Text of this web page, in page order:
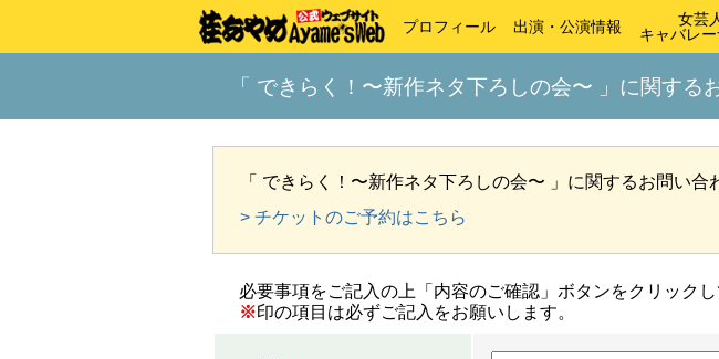
プロフィール 出演・公演情報
女芸
キャバレー
「 できらく！〜新作ネタ下ろしの会〜 」に関する
「 できらく！〜新作ネタ下ろしの会〜 」に関するお問い合
> チケットのご予約はこちら
必要事項をご記入の上「内容のご確認」ボタンをクリックし
※印の項目は必ずご記入をお願いします。